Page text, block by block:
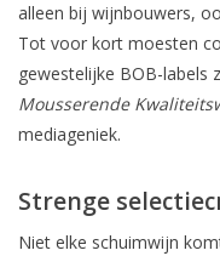
alleen bij wijnbouwers,
Tot voor kort moesten
gewestelijke BOB-labels
Mousserende
mediageniek.
Strenge
Niet elke schuimwijn